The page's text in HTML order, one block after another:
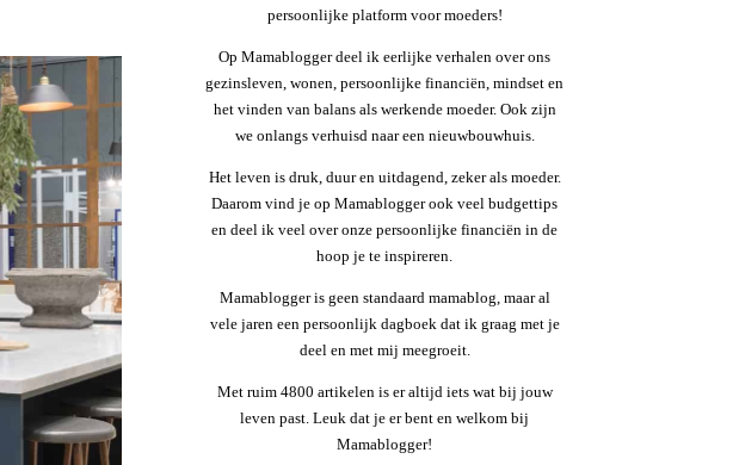
persoonlijke platform voor moeders!
Op Mamablogger deel ik eerlijke verhalen over ons
gezinsleven, wonen, persoonlijke financiën, mindset en
het vinden van balans als werkende moeder. Ook zijn
we onlangs verhuisd naar een nieuwbouwhuis.
Het leven is druk, duur en uitdagend, zeker als moeder.
Daarom vind je op Mamablogger ook veel budgettips
en deel ik veel over onze persoonlijke financiën in de
hoop je te inspireren.
Mamablogger is geen standaard mamablog, maar al
vele jaren een persoonlijk dagboek dat ik graag met je
deel en met mij meegroeit.
Met ruim 4800 artikelen is er altijd iets wat bij jouw
leven past. Leuk dat je er bent en welkom bij
Mamablogger!